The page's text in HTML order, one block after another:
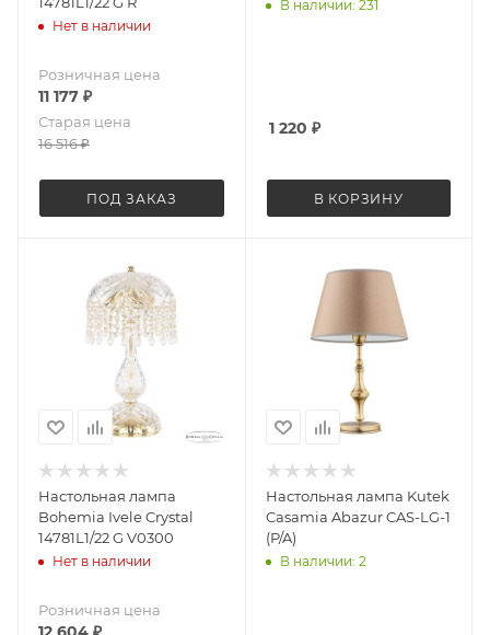
Нет в наличии
Розничная цена
11 177 ₽
Старая цена
16 516₽
ПОД ЗАКАЗ
В наличии: 231
1 220 ₽
В КОРЗИНУ
Настольная лампа
Bohemia Ivele Crystal
14781L1/22 G V0300
Нет в наличии
Розничная цена
Настольная лампа Kutek
Casamia Abazur CAS-LG-1
(P/A)
В наличии: 2